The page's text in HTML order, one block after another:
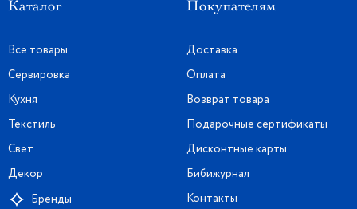
Каталог
Все товары
Сервировка
Кухня
Текстиль
Свет
Декор
Бренды
Покупателям
Доставка
Оплата
Возврат товара
Подарочные сертификаты
Дисконтные карты
Бибижурнал
Контакты